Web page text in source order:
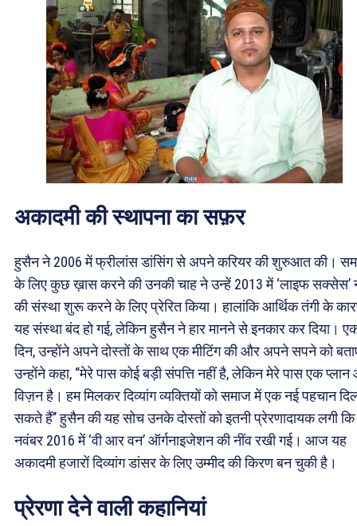
अकादमी की स्थापना का सफ़र
हुसैन ने 2006 में फ्रीलांस डांसिंग से अपने करियर की शुरुआत की।
के लिए कुछ ख़ास करने की उनकी चाह ने उन्हें 2013 में ‘लाइफ सक्सेस’
की संस्था शुरू करने के लिए प्रेरित किया। हालांकि आर्थिक तंगी के
यह संस्था बंद हो गई, लेकिन हुसैन ने हार मानने से इनकार कर दिया।
दिन, उन्होंने अपने दोस्तों के साथ एक मीटिंग की और अपने सपने को
उन्होंने कहा, “मेरे पास कोई बड़ी संपत्ति नहीं है, लेकिन मेरे पास एक
विज़न है। हम मिलकर दिव्यांग व्यक्तियों को समाज में एक नई पहचान
सकते हैं’’ हुसैन की यह सोच उनके दोस्तों को इतनी प्रेरणादायक लगी कि
नवंबर 2016 में ‘वी आर वन’ ऑर्गनाइजेशन की नींव रखी गई। आज यह
अकादमी हजारों दिव्यांग डांसर के लिए उम्मीद की किरण बन चुकी है।
प्रेरणा देने वाली कहानियां